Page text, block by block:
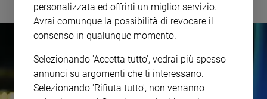
personalizzata ed offrirti un miglior servizio.
Avrai comunque la possibilità di revocare il
consenso in qualunque momento.
Selezionando 'Accetta tutto', vedrai più spesso
annunci su argomenti che ti interessano.
Selezionando 'Rifiuta tutto', non verranno